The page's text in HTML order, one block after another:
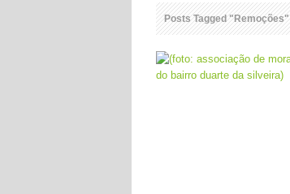
Posts Tagged "Remoções"